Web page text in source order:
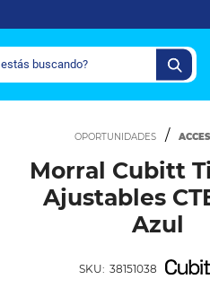
Morral Cubitt
Ajustables
Azul
SKU: 38151038